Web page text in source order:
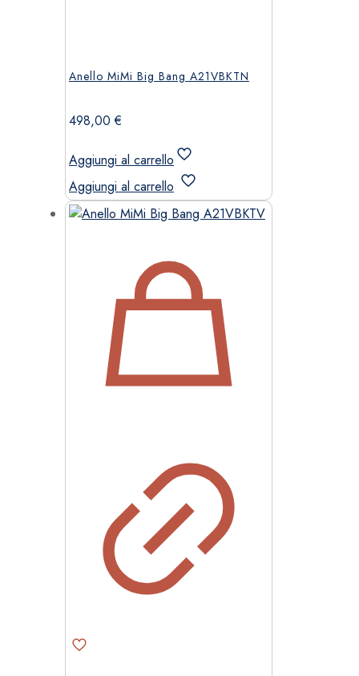
Anello MiMi Big Bang A21VBKTN
498,00€
Aggiungi al carrello
Aggiungi al carrello